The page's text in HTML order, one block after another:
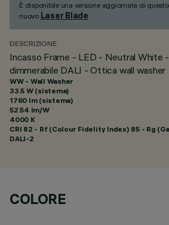
È disponibile una versione aggiornata di
nuovo Laser Blade.
DESCRIZIONE
Incasso Frame - LED - Neutral White
dimmerabile DALI - Ottica wall washer
WW - Wall Washer
33.5 W (sistema)
1760 lm (sistema)
52.54 lm/W
4000 K
CRI 82 - Rf (Colour Fidelity Index) 85 - Rg
DALI-2
COLORE